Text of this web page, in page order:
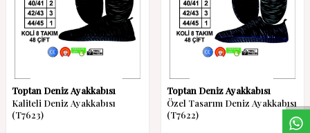
W
h
a
s
a
p
p
D
e
s
t
e
H
a
t
t
Toptan Deniz Ayakkabısı
Kaliteli Deniz Ayakkabısı
(T7623)
Toptan Deniz Ayakkabısı
Özel Tasarım Deniz Ayakkabısı
(T7622)